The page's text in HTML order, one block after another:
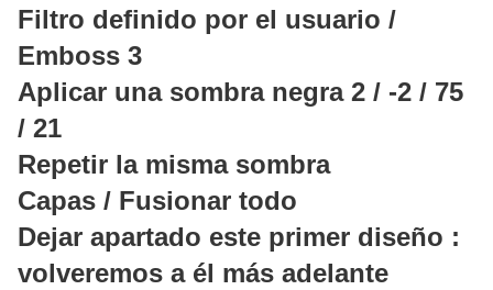
Filtro definido por el usuario /
Emboss 3
Aplicar una sombra negra 2 / -2 / 75
/ 21
Repetir la misma sombra
Capas / Fusionar todo
Dejar apartado este primer diseño :
volveremos a él más adelante